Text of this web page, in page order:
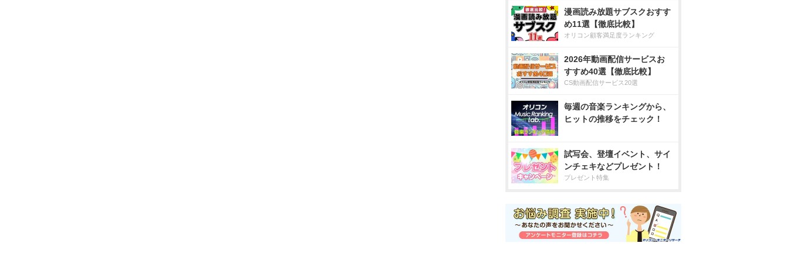
漫画読み放題サブスクおすす
め11選【徹底比較】
オリコン顧客満足度ランキング
2026年動画配信サービスお
すすめ40選【徹底比較】
CS動画配信サービス20選
毎週の音楽ランキングから、
ヒットの推移をチェック！
試写会、登壇イベント、サイ
ンチェキなどプレゼント！
プレゼント特集